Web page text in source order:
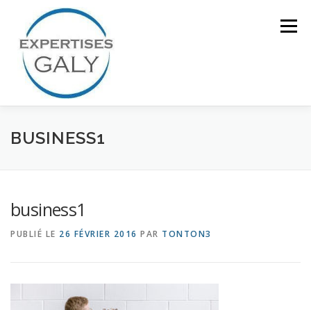
contenu
Menu
ACCUEIL NOTRE EXPERTISE
BUSINESS1
business1
PUBLIÉ LE 26 FÉVRIER 2016 PAR TONTON3